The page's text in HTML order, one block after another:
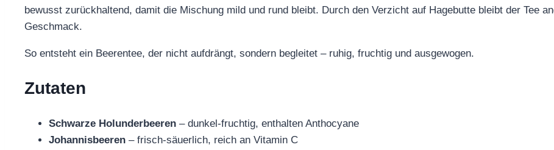
bewusst zurückhaltend, damit die Mischung mild und rund bleibt. Durch den Verzicht auf Hagebutte bleibt der Tee
Geschmack.
So entsteht ein Beerentee, der nicht aufdrängt, sondern begleitet – ruhig, fruchtig und ausgewogen.
Zutaten
Schwarze Holunderbeeren – dunkel-fruchtig, enthalten Anthocyane
Johannisbeeren – frisch-säuerlich, reich an Vitamin C